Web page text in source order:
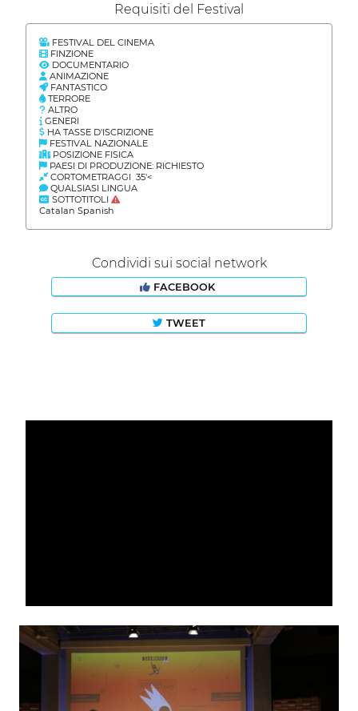
Requisiti del Festival
FESTIVAL DEL CINEMA
FINZIONE
DOCUMENTARIO
ANIMAZIONE
FANTASTICO
TERRORE
ALTRO
GENERI
HA TASSE D'ISCRIZIONE
FESTIVAL NAZIONALE
POSIZIONE FISICA
PAESI DI PRODUZIONE: RICHIESTO
CORTOMETRAGGI 35'<
QUALSIASI LINGUA
SOTTOTITOLI
Catalan Spanish
Condividi sui social network
FACEBOOK
TWEET